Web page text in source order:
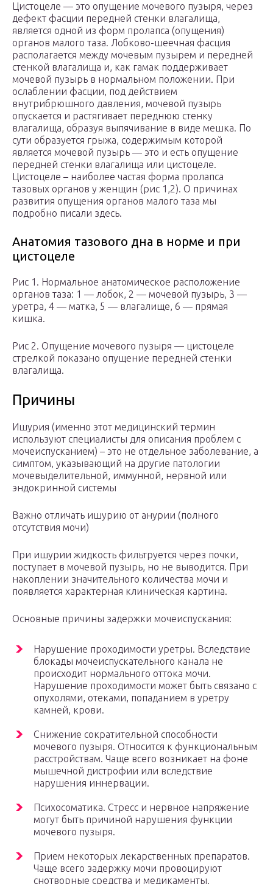
Цистоцеле — это опущение мочевого пузыря, через
дефект фасции передней стенки влагалища,
является одной из форм пролапса (опущения)
органов малого таза. Лобково-шеечная фасция
располагается между мочевым пузырем и передней
стенкой влагалища и, как гамак поддерживает
мочевой пузырь в нормальном положении. При
ослаблении фасции, под действием
внутрибрюшного давления, мочевой пузырь
опускается и растягивает переднюю стенку
влагалища, образуя выпячивание в виде мешка. По
сути образуется грыжа, содержимым которой
является мочевой пузырь — это и есть опущение
передней стенки влагалища или цистоцеле.
Цистоцеле – наиболее частая форма пролапса
тазовых органов у женщин (рис 1,2). О причинах
развития опущения органов малого таза мы
подробно писали здесь.
Анатомия тазового дна в норме и при
цистоцеле
Рис 1. Нормальное анатомическое расположение
органов таза: 1 — лобок, 2 — мочевой пузырь, 3 —
уретра, 4 — матка, 5 — влагалище, 6 — прямая
кишка.
Рис 2. Опущение мочевого пузыря — цистоцеле
стрелкой показано опущение передней стенки
влагалища.
Причины
Ишурия (именно этот медицинский термин
используют специалисты для описания проблем с
мочеиспусканием) – это не отдельное заболевание, а
симптом, указывающий на другие патологии
мочевыделительной, иммунной, нервной или
эндокринной системы
Важно отличать ишурию от анурии (полного
отсутствия мочи)
При ишурии жидкость фильтруется через почки,
поступает в мочевой пузырь, но не выводится. При
накоплении значительного количества мочи и
появляется характерная клиническая картина.
Основные причины задержки мочеиспускания:
Нарушение проходимости уретры. Вследствие
блокады мочеиспускательного канала не
происходит нормального оттока мочи.
Нарушение проходимости может быть связано с
опухолями, отеками, попаданием в уретру
камней, крови.
Снижение сократительной способности
мочевого пузыря. Относится к функциональным
расстройствам. Чаще всего возникает на фоне
мышечной дистрофии или вследствие
нарушения иннервации.
Психосоматика. Стресс и нервное напряжение
могут быть причиной нарушения функции
мочевого пузыря.
Прием некоторых лекарственных препаратов.
Чаще всего задержку мочи провоцируют
снотворные средства и медикаменты,